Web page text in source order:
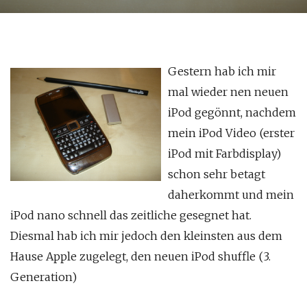
Gestern hab ich mir
mal wieder nen neuen
iPod gegönnt, nachdem
mein iPod Video (erster
iPod mit Farbdisplay)
schon sehr betagt
daherkommt und mein
iPod nano schnell das zeitliche gesegnet hat.
Diesmal hab ich mir jedoch den kleinsten aus dem
Hause Apple zugelegt, den neuen iPod shuffle (3.
Generation)